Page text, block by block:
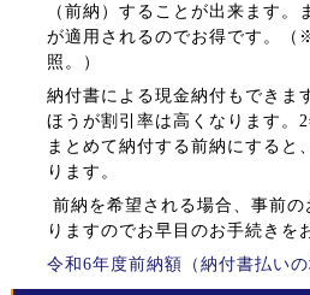
（前納）することが出来ます。
が適用されるのでお得です。
照。）
納付書による現金納付もできま
ほうが割引率は高くなります。
まとめて納付する前納にすると
ります。
前納を希望される場合、事前
りますのでお早目のお手続きを
令和6年度前納額（納付書払い